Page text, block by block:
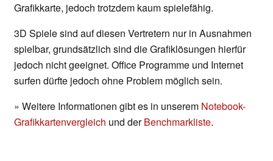
Grafikkarte, jedoch trotzdem kaum spielefähig.
3D Spiele sind auf diesen Vertretern nur in Ausnahmen
spielbar, grundsätzlich sind die Grafiklösungen hierfür
jedoch nicht geeignet. Office Programme und Internet
surfen dürfte jedoch ohne Problem möglich sein.
» Weitere Informationen gibt es in unserem Notebook-
Grafikkartenvergleich und derBenchmarkliste.